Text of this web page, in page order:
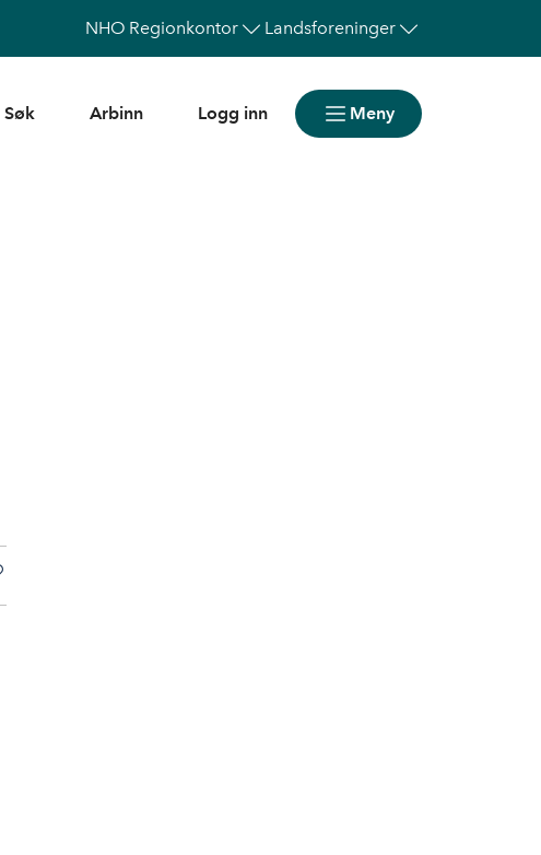
NHO Regionkontor Landsforeninger
Søk Arbinn Logg inn Meny